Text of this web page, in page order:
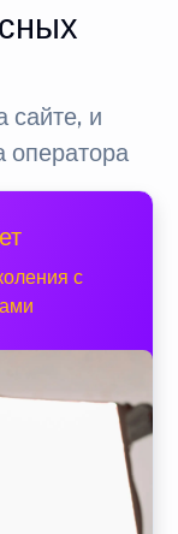
сайте, и
оператора
с